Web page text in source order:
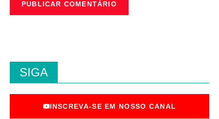
SIGA
INSCREVA-SE EM NOSSO CANAL